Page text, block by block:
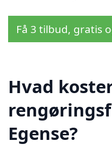
Få 3 tilbud, gratis
Hvad
Egense?